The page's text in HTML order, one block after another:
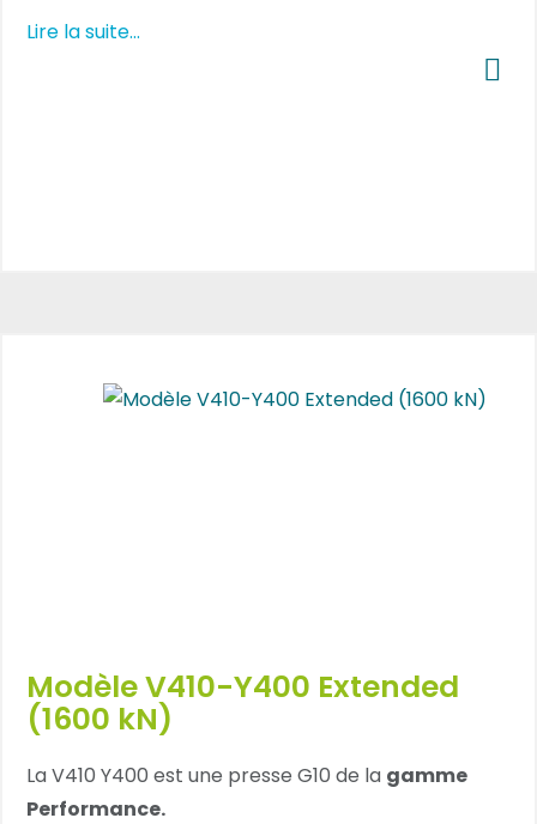
Lire la suite...
Modèle V410-Y400 Extended
(1600 kN)
La V410 Y400 est une presse G10 de la gamme
Performance.